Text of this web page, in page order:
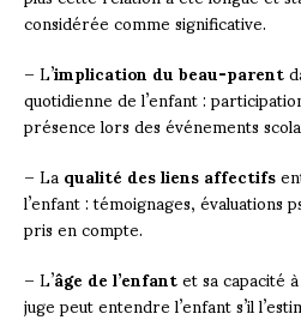
considérée comme significative.
– L’implication du beau-parent
quotidienne de l’enfant :
présence lors des événements
– Laqualité des liens affectifs
l’enfant : témoignages, évaluations
pris en compte.
– L’âge de l’enfantet sa capacité
juge peut entendre l’enfant s’il